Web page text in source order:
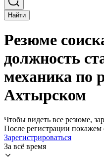
Найти
Резюме
должность
механика по
Ахтырском
Чтобы видеть все резюме,
После регистрации
Зарегистрироваться
За всё время